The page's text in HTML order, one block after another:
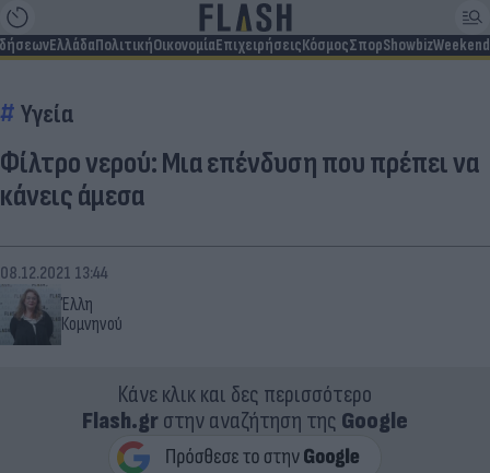
ΕλλάδαΠολιτικήΟικονομίαΕπιχειρήσειςΚόσμοςΣπορShowbizWeekend
Υγεία
Φίλτρο νερού: Μια επένδυση που πρέπει να
κάνεις άμεσα
Έλλη
Κομνηνού
08.12.2021 13:44
Κάνε κλικ και δες περισσότερο
Flash.grστην αναζήτηση της Google